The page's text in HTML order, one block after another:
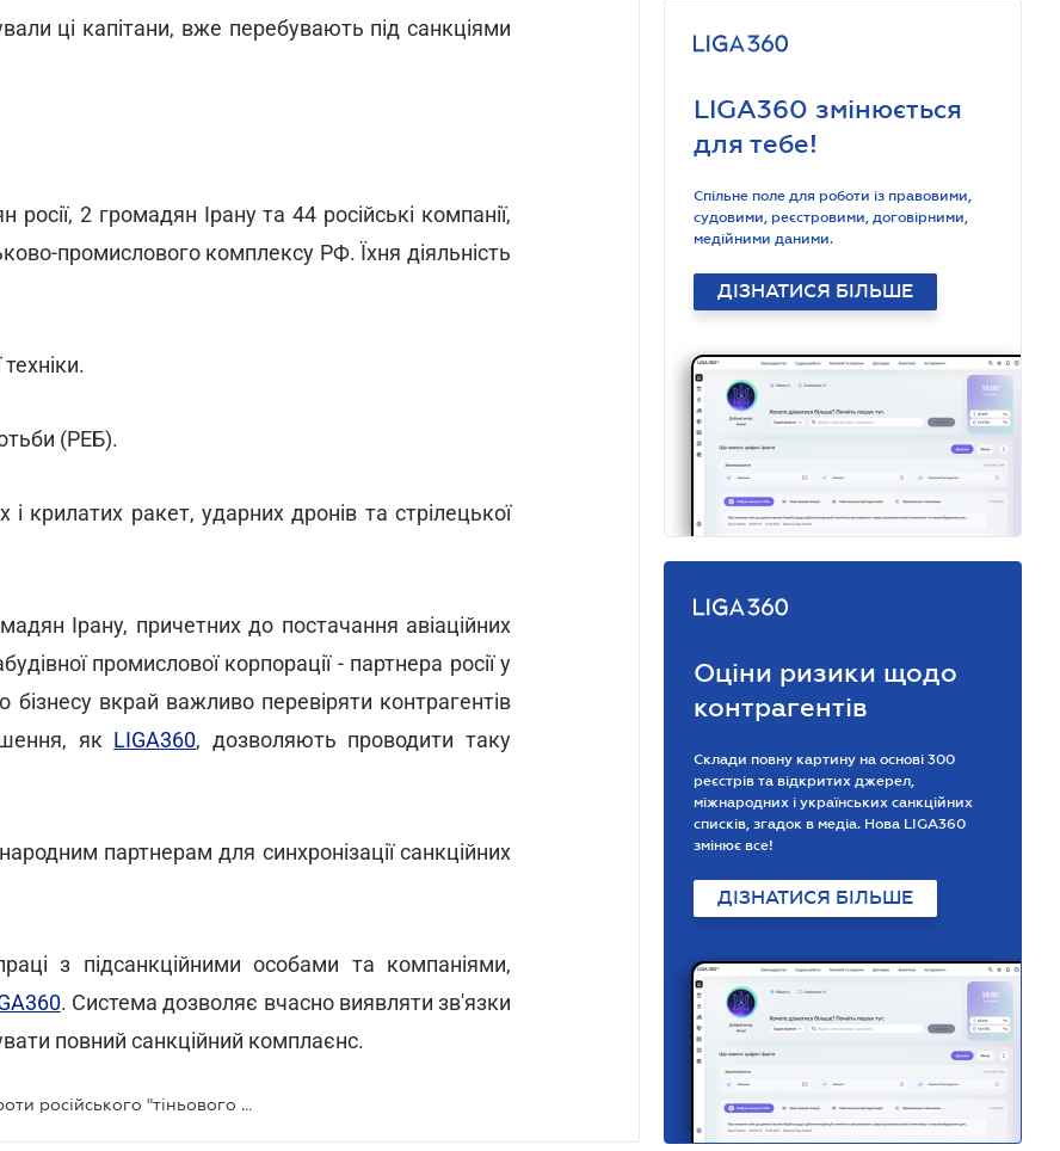
ці капітани, вже перебувають під санкціями
2 громадян Ірану та 44 російські компанії,
промислового комплексу РФ. Їхня діяльність
(РЕБ).
крилатих ракет, ударних дронів та стрілецької
Ірану, причетних до постачання авіаційних
промислової корпорації - партнера росії у
вкрай важливо перевіряти контрагентів
як LIGA360, дозволяють проводити таку
партнерам для синхронізації санкційних
з підсанкційними особами та компаніями,
. Система дозволяє вчасно виявляти зв'язки
повний санкційний комплаєнс.
Україна запровадила нові санкції проти російського "тіньового флоту" та підприємств ВПК
LIGA360 змінюється
для тебе!
Спільне поле для роботи із правовими,
судовими, реєстровими, договірними,
медійними даними.
ДІЗНАТИСЯ БІЛЬШЕ
Оціни ризики щодо
контрагентів
Склади повну картину на основі 300
реєстрів та відкритих джерел,
міжнародних і українських санкційних
списків, згадок в медіа. Нова LIGA360
змінює все!
ДІЗНАТИСЯ БІЛЬШЕ